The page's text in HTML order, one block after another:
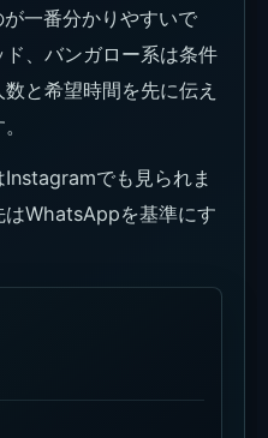
一番分かりやすいで
、バンガロー系は条件
と希望時間を先に伝え
でも見られま
WhatsAppを基準にす